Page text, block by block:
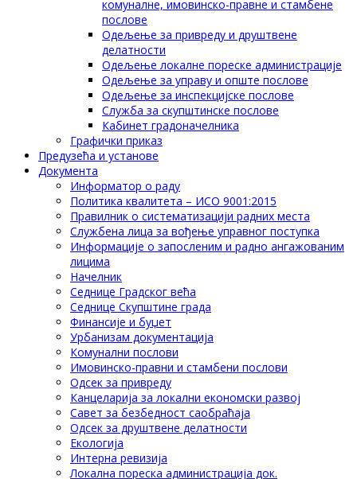
комуналне, имовинско-правне и стамбене
послове
Одељење за привреду и друштвене
делатности
Одељење локалне пореске администрације
Одељење за управу и опште послове
Одељење за инспекцијске послове
Служба за скупштинске послове
Кабинет градоначелника
Графички приказ
Предузећа и установе
Документа
Информатор о раду
Политика квалитета – ИСО 9001:2015
Правилник о систематизацији радних места
Службена лица за вођење управног поступка
Информације о запосленим и радно ангажованим
лицима
Начелник
Седнице Градског већа
Седнице Скупштине града
Финансије и буџет
Урбанизам документација
Комунални послови
Имовинско-правни и стамбени послови
Одсек за привреду
Канцеларија за локални економски развој
Савет за безбедност саобраћаја
Одсек за друштвене делатности
Eкологија
Интерна ревизија
Локална пореска администрација док.